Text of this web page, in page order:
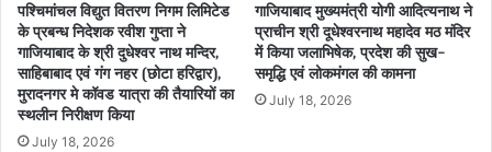
पश्चिमांचल विद्युत वितरण निगम लिमिटेड
के प्रबन्ध निदेशक रवीश गुप्ता ने
गाजियाबाद के श्री दुधेश्वर नाथ मन्दिर,
साहिबाबाद एवं गंग नहर (छोटा हरिद्वार),
मुरादनगर मे कॉवड यात्रा की तैयारियों का
स्थलीन निरीक्षण किया
July 18, 2026
गाजियाबाद मुख्यमंत्री योगी आदित्यनाथ ने
प्राचीन श्री दूधेश्वरनाथ महादेव मठ मंदिर
में किया जलाभिषेक, प्रदेश की सुख-
समृद्धि एवं लोकमंगल की कामना
July 18, 2026